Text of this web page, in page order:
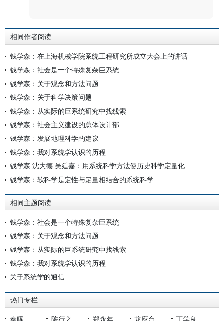
相同作者阅读
钱学森：在上海机械学院系统工程研究所成立大会上的讲话
钱学森：社会是一个特殊复杂巨系统
钱学森：关于观念和方法问题
钱学森：关于科学决策问题
钱学森：从实际的巨系统研究中找线索
钱学森：社会主义建设的总体设计部
钱学森：发展地理科学的建议
钱学森：我对系统学认识的历程
钱学森 沈大德 吴廷嘉：用系统科学方法使历史科学定量化
钱学森：软科学是定性与定量相结合的系统科学
相同主题阅读
钱学森：社会是一个特殊复杂巨系统
钱学森：关于观念和方法问题
钱学森：从实际的巨系统研究中找线索
钱学森：我对系统学认识的历程
关于系统学的通信
热门专栏
秦晖 陈行之 郑永年 龙应台 丁学良